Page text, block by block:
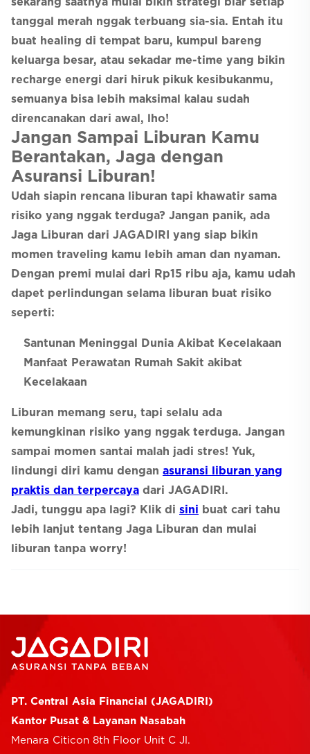
tanggal merah nggak terbuang sia-sia. Entah itu
buat healing di tempat baru, kumpul bareng
keluarga besar, atau sekadar me-time yang bikin
recharge energi dari hiruk pikuk kesibukanmu,
semuanya bisa lebih maksimal kalau sudah
direncanakan dari awal, lho!
Jangan Sampai Liburan Kamu
Berantakan, Jaga dengan
Asuransi Liburan!
Udah siapin rencana liburan tapi khawatir sama
risiko yang nggak terduga? Jangan panik, ada
Jaga Liburan dari JAGADIRI yang siap bikin
momen traveling kamu lebih aman dan nyaman.
Dengan premi mulai dari Rp15 ribu aja, kamu udah
dapet perlindungan selama liburan buat risiko
seperti:
Santunan Meninggal Dunia Akibat Kecelakaan
Manfaat Perawatan Rumah Sakit akibat
Kecelakaan
Liburan memang seru, tapi selalu ada
kemungkinan risiko yang nggak terduga. Jangan
sampai momen santai malah jadi stres! Yuk,
lindungi diri kamu dengan asuransi liburan yang
praktis dan terpercaya dari JAGADIRI.
Jadi, tunggu apa lagi? Klik di sini buat cari tahu
lebih lanjut tentang Jaga Liburan dan mulai
liburan tanpa worry!
PT. Central Asia Financial (JAGADIRI)
Kantor Pusat & Layanan Nasabah
Menara Citicon 8th Floor Unit C Jl.